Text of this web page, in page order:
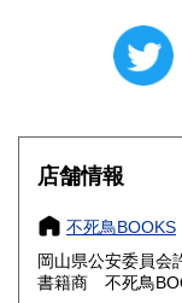
岐阜県
愛知県
滋賀県
店舗情報
不死鳥BOOKS
岡山県公安委員
書籍商 不死鳥